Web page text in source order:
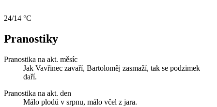
24/14 °C
Pranostiky
Pranostika na akt. měsíc
Jak Vavřinec zavaří, Bartoloměj zasmaží, tak se podzimek
daří.
Pranostika na akt. den
Málo plodů v srpnu, málo včel z jara.